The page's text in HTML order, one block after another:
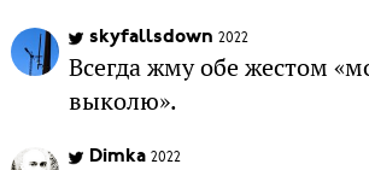
skyfallsdown 2022
Всегда жму обе жестом
выколю».
Dimka 2022